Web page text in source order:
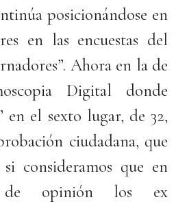
posicionándose en
en las encuestas del
Ahora en la de
Digital donde
en el sexto lugar, de 32,
ciudadana, que
consideramos que en
de opinión los ex